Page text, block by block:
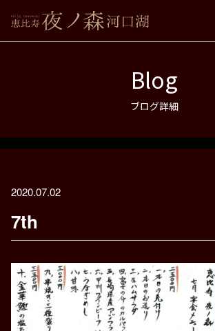
Blog
ブログ詳細
2020.07.02
7th